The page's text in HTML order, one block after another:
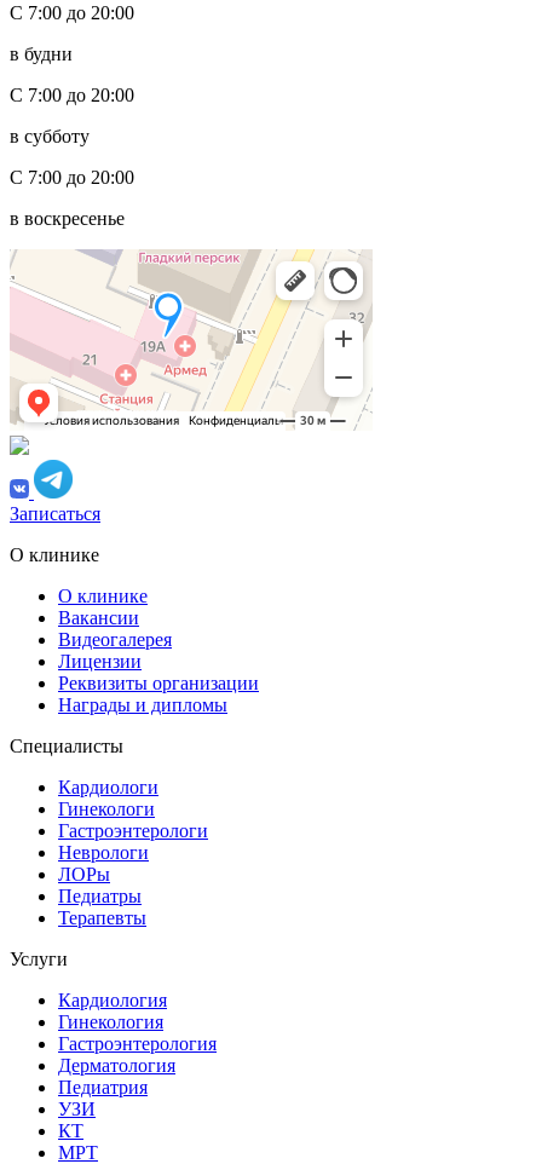
С 7:00 до 20:00
в будни
С 7:00 до 20:00
в субботу
С 7:00 до 20:00
в воскресенье
Записаться
О клинике
О клинике
Вакансии
Видеогалерея
Лицензии
Реквизиты организации
Награды и дипломы
Специалисты
Кардиологи
Гинекологи
Гастроэнтерологи
Неврологи
ЛОРы
Педиатры
Терапевты
Услуги
Кардиология
Гинекология
Гастроэнтерология
Дерматология
Педиатрия
УЗИ
КТ
МРТ